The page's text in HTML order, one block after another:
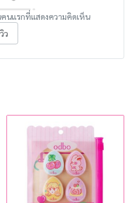
นแรกที่แสดงความคิดเห็น
ว